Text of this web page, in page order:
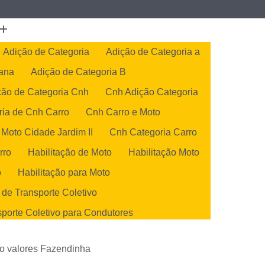
Adição de Categoria
Adição de Categoria a
Adição de Categoria B
de Categoria Cnh
Cnh Adição Categoria
de Cnh Carro
Cnh Carro e Moto
Cidade Jardim II
Cnh Categoria Carro
Habilitação de Moto
Habilitação Moto
Habilitação para Moto
Transporte Coletivo
Coletivo para Condutores
Coletivo para Condutores
valores Fazendinha